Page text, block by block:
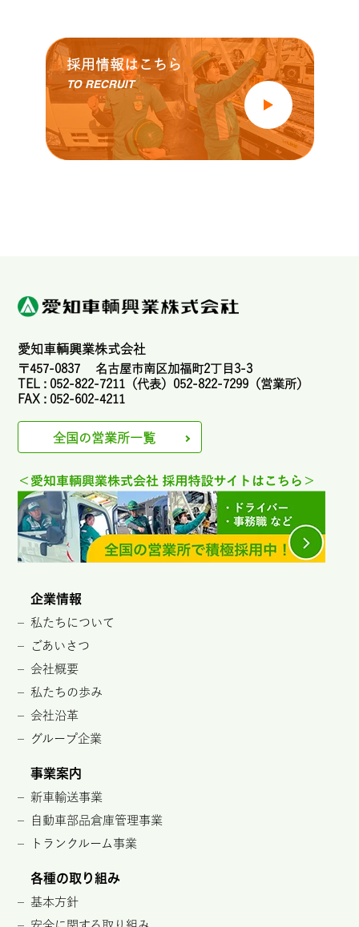
採用情報はこちら
TO RECRUIT
愛知車輌興業株式会社
〒457-0837 名古屋市南区加福町2丁目3-3
TEL : 052-822-7211（代表）052-822-7299（営業所）
FAX : 052-602-4211
全国の営業所一覧
企業情報
私たちについて
ごあいさつ
会社概要
私たちの歩み
会社沿革
グループ企業
事業案内
新車輸送事業
自動車部品倉庫管理事業
トランクルーム事業
各種の取り組み
基本方針